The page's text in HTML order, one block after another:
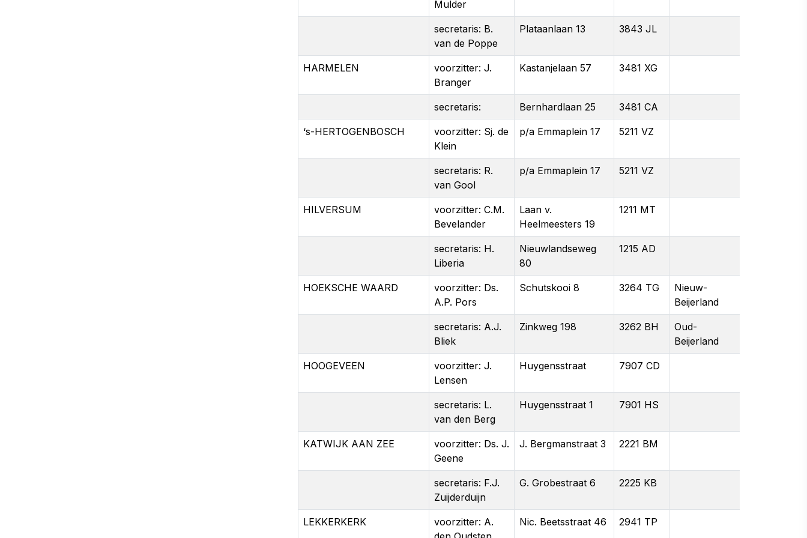
Mulder
secretaris: B.
van de Poppe
Plataanlaan 13 3843 JL
HARMELEN
voorzitter: J.
Branger
Kastanjelaan 57 3481 XG
secretaris: Bernhardlaan 25 3481 CA
‘s-HERTOGENBOSCH
voorzitter: Sj. de
Klein
p/a Emmaplein 17 5211 VZ
secretaris: R.
van Gool
p/a Emmaplein 17 5211 VZ
HILVERSUM
voorzitter: C.M.
Bevelander
Laan v.
Heelmeesters 19
1211 MT
secretaris: H.
Liberia
Nieuwlandseweg
80
1215 AD
HOEKSCHE WAARD
voorzitter: Ds.
A.P. Pors
Schutskooi 8 3264 TG
Nieuw-
Beijerland
secretaris: A.J.
Bliek
Zinkweg 198 3262 BH
Oud-
Beijerland
HOOGEVEEN
voorzitter: J.
Lensen
Huygensstraat 7907 CD
secretaris: L.
van den Berg
Huygensstraat 1 7901 HS
KATWIJK AAN ZEE
voorzitter: Ds. J.
Geene
J. Bergmanstraat 3 2221 BM
secretaris: F.J.
Zuijderduijn
G. Grobestraat 6 2225 KB
LEKKERKERK
voorzitter: A.
Nic. Beetsstraat 46 2941 TP